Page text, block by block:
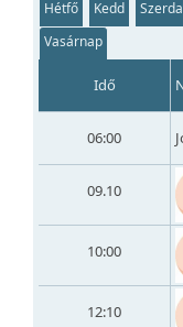
Hétfő Kedd Szerda
Vasárnap
Idő
06:00
09.10
10:00
12:10